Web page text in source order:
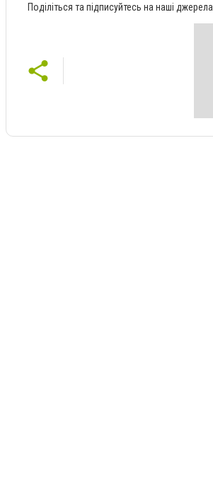
Поділіться та підписуйтесь на наші джерела